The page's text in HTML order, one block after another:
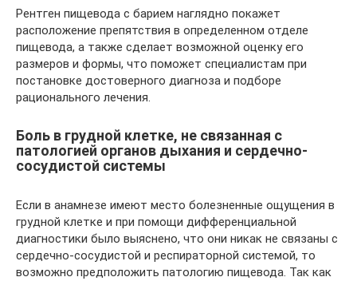
Рентген пищевода с барием наглядно покажет
расположение препятствия в определенном отделе
пищевода, а также сделает возможной оценку его
размеров и формы, что поможет специалистам при
постановке достоверного диагноза и подборе
рационального лечения.
Боль в грудной клетке, не связанная с
патологией органов дыхания и сердечно-
сосудистой системы
Если в анамнезе имеют место болезненные ощущения в
грудной клетке и при помощи дифференциальной
диагностики было выяснено, что они никак не связаны с
сердечно-сосудистой и респираторной системой, то
возможно предположить патологию пищевода. Так как